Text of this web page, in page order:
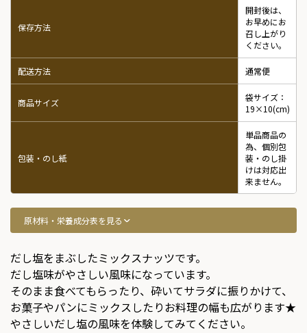
保存方法
開封後は、
お早めにお
召し上がり
ください。
配送方法 通常便
商品サイズ
袋サイズ：
19×10(cm)
包装・のし紙
単品商品の
為、個別包
装・のし掛
けは対応出
来ません。
原材料・栄養成分表を見る
だし塩をまぶしたミックスナッツです。
だし塩味がやさしい風味になっています。
そのまま食べてもらったり、砕いてサラダに振りかけて、
お菓子やパンにミックスしたりお料理の幅も広がります★
やさしいだし塩の風味を体験してみてください。